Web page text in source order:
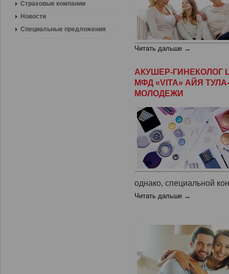
Страховые компании
Новости
Специальные предложения
Читать дальше →
АКУШЕР-ГИНЕКОЛОГ
МФД «VITA» АЙЯ
МОЛОДЕЖИ
однако, специальной
Читать дальше →